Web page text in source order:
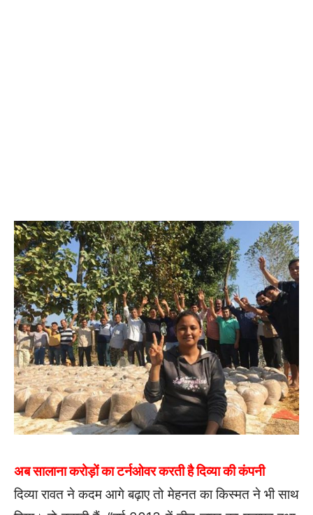
अब सालाना करोड़ों का टर्नओवर करती है दिव्या की कंपनी
दिव्या रावत ने कदम आगे बढ़ाए तो मेहनत का किस्मत ने भी साथ